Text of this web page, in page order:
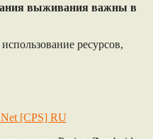
выживания важны в
ресурсов,